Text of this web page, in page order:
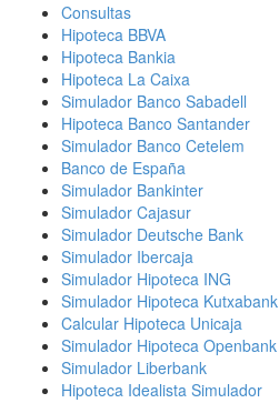
Consultas
Hipoteca BBVA
Hipoteca Bankia
Hipoteca La Caixa
Simulador Banco Sabadell
Hipoteca Banco Santander
Simulador Banco Cetelem
Banco de España
Simulador Bankinter
Simulador Cajasur
Simulador Deutsche Bank
Simulador Ibercaja
Simulador Hipoteca ING
Simulador Hipoteca Kutxabank
Calcular Hipoteca Unicaja
Simulador Hipoteca Openbank
Simulador Liberbank
Hipoteca Idealista Simulador